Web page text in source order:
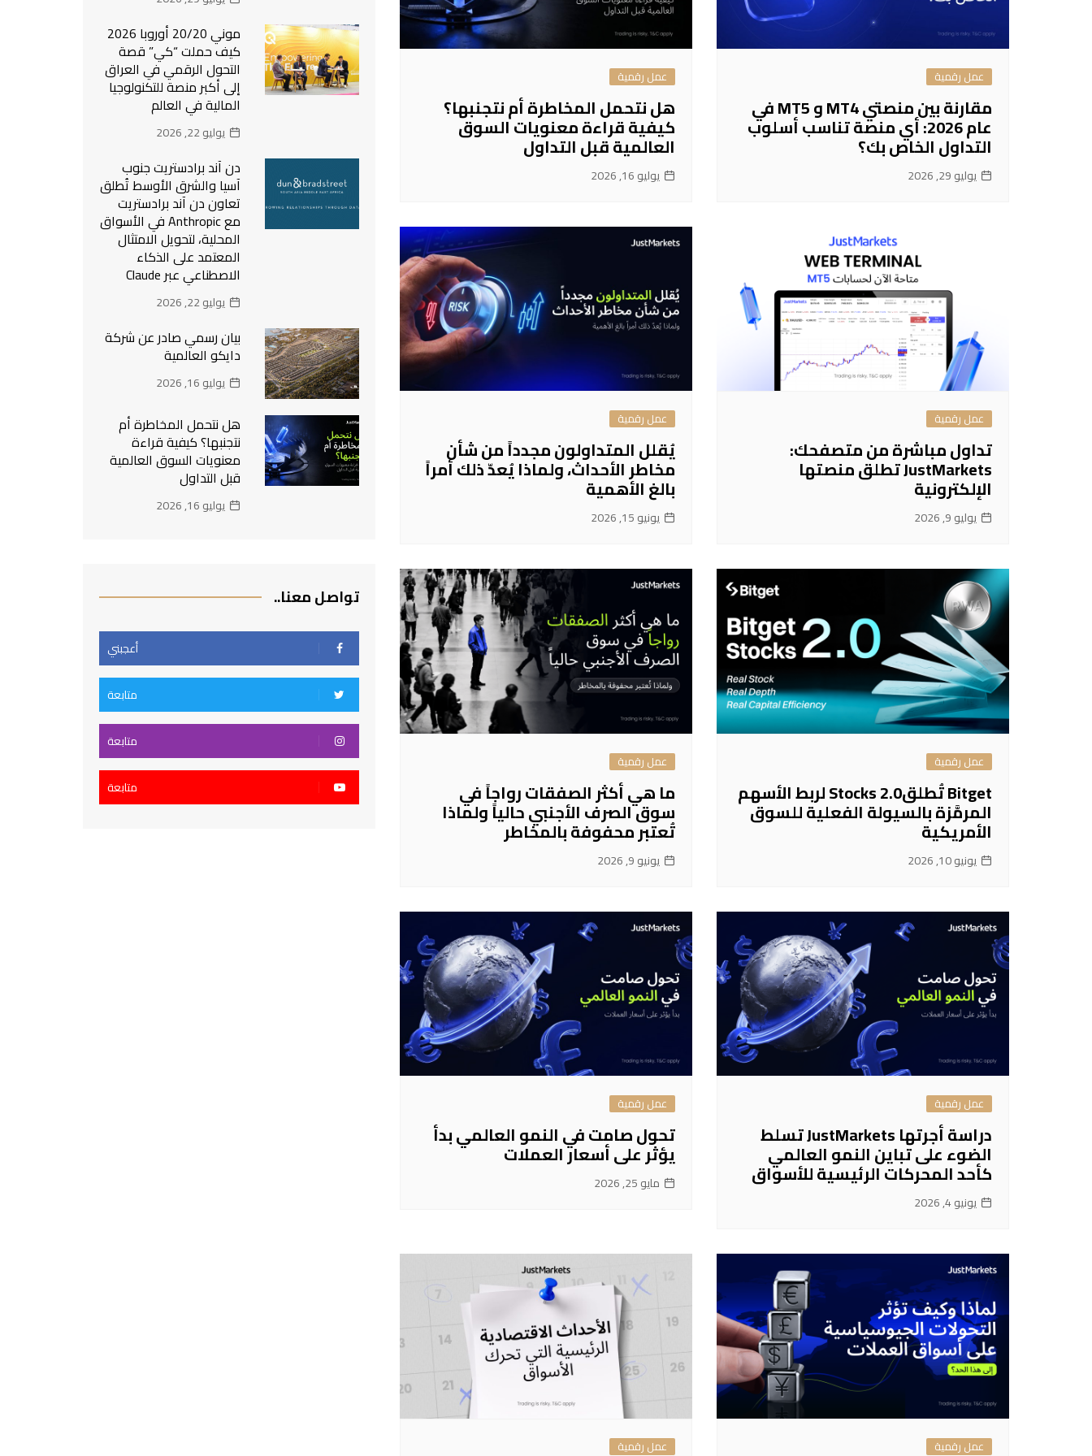
عمل رقمية
مقارنة بين منصتي MT4 و MT5 في
عام 2026: أي منصة تناسب أسلوب
التداول الخاص بك؟
يوليو 29, 2026
عمل رقمية
هل نتحمل المخاطرة أم نتجنبها؟
كيفية قراءة معنويات السوق
العالمية قبل التداول
يوليو 16, 2026
عمل رقمية
تداول مباشرة من متصفحك:
JustMarkets تطلق منصتها
الإلكترونية
يوليو 9, 2026
عمل رقمية
يُقلل المتداولون مجدداً من شأن
مخاطر الأحداث، ولماذا يُعدّ ذلك أمراً
بالغ الأهمية
يونيو 15, 2026
عمل رقمية
Bitget تُطلقStocks 2.0 لربط الأسهم
المرمَّزة بالسيولة الفعلية للسوق
الأمريكية
يونيو 10, 2026
عمل رقمية
ما هي أكثر الصفقات رواجاً في
سوق الصرف الأجنبي حالياً ولماذا
تُعتبر محفوفة بالمخاطر
يونيو 9, 2026
عمل رقمية
دراسة أجرتها JustMarkets تسلط
الضوء على تباين النمو العالمي
كأحد المحركات الرئيسية للأسواق
يونيو 4, 2026
عمل رقمية
تحول صامت في النمو العالمي بدأ
يؤثر على أسعار العملات
مايو 25, 2026
عمل رقمية عمل رقمية
موني 20/20 أوروبا 2026
كيف حملت “كي” قصة
التحول الرقمي في العراق
إلى أكبر منصة للتكنولوجيا
المالية في العالم
يوليو 22, 2026
دن آند برادستريت جنوب
آسيا والشرق الأوسط تُطلق
تعاون دن آند برادستريت
مع Anthropic في الأسواق
المحلية، لتحويل الامتثال
المعتمد على الذكاء
الاصطناعي عبر Claude
يوليو 22, 2026
بيان رسمي صادر عن شركة
دايكو العالمية
يوليو 16, 2026
هل نتحمل المخاطرة أم
نتجنبها؟ كيفية قراءة
معنويات السوق العالمية
قبل التداول
يوليو 16, 2026
تواصل معنا..
أعجبني
متابعة
متابعة
متابعة